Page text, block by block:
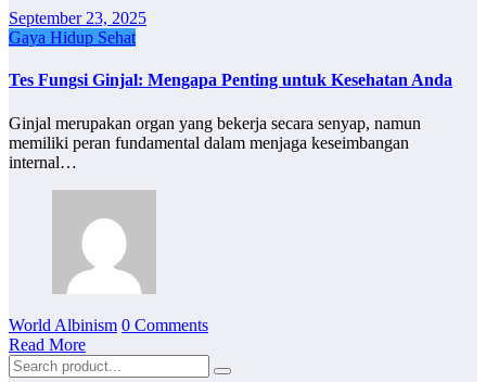
September 23, 2025
Gaya Hidup Sehat
Tes Fungsi Ginjal: Mengapa Penting untuk Kesehatan Anda
Ginjal merupakan organ yang bekerja secara senyap, namun
memiliki peran fundamental dalam menjaga keseimbangan
internal…
World Albinism 0 Comments
Read More